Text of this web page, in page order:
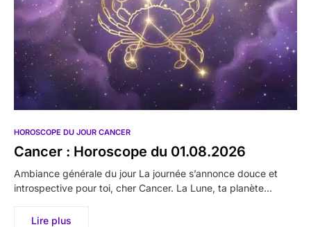
HOROSCOPE DU JOUR CANCER
Cancer : Horoscope du 01.08.2026
Ambiance générale du jour La journée s’annonce douce et
introspective pour toi, cher Cancer. La Lune, ta planète…
Lire plus